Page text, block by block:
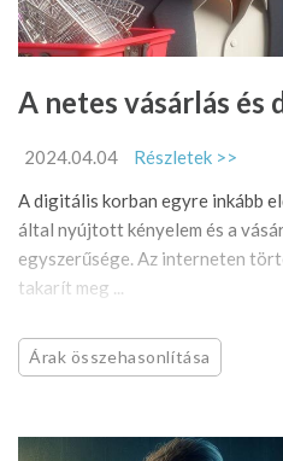
A netes vásárlás és
2024.04.04
Részletek >>
A digitális korban egyre inkább
által nyújtott kényelem és a
egyszerűsége. Az interneten
takarít meg ...
Árak összehasonlítása